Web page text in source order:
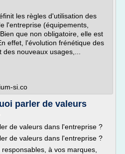
les règles d'utilisation des
l'entreprise (équipements,
que non obligatoire, elle est
effet, l'évolution frénétique des
nouveaux usages,...
si.co
parler de valeurs
de valeurs dans l'entreprise ?
de valeurs dans l'entreprise ?
à vos marques,